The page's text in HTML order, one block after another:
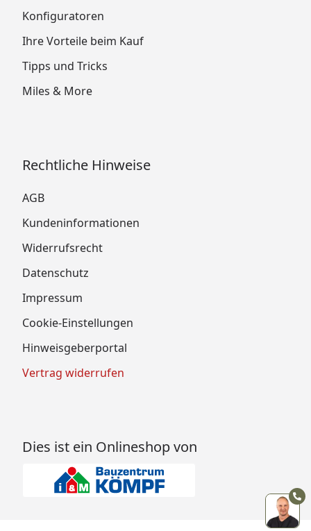
Konfiguratoren
Ihre Vorteile beim Kauf
Tipps und Tricks
Miles & More
Rechtliche Hinweise
AGB
Kundeninformationen
Widerrufsrecht
Datenschutz
Impressum
Cookie-Einstellungen
Hinweisgeberportal
Vertrag widerrufen
Dies ist ein Onlineshop von